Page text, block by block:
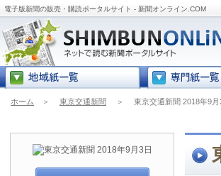
電子版新聞の販売・購読ポータルサイト - 新聞オンライン.COM
ホーム ＞ 東京交通新聞 ＞ 東京交通新聞 2018年9月